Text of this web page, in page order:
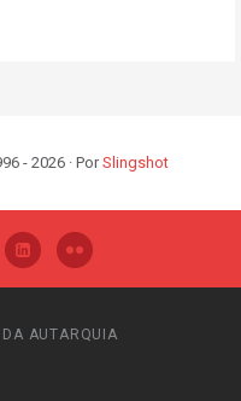
- 2026 · PorSlingshot
AUTARQUIA